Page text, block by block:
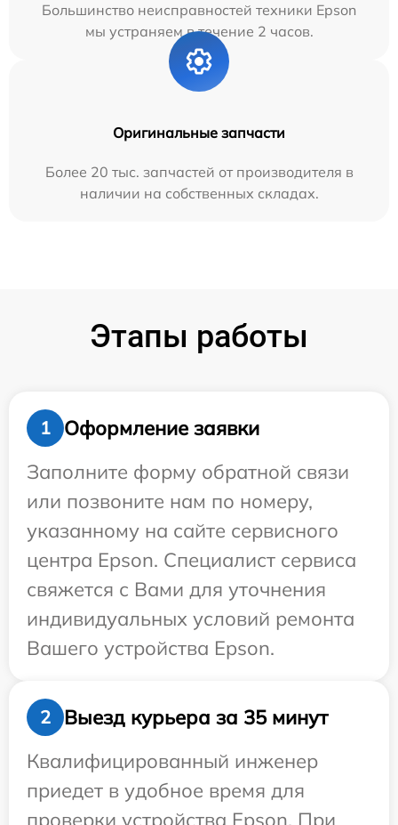
Большинство неисправностей техники Epson
мы устраняем в течение 2 часов.
Оригинальные запчасти
Более 20 тыс. запчастей от производителя в
наличии на собственных складах.
Этапы работы
1
Оформление заявки
Заполните форму обратной связи
или позвоните нам по номеру,
указанному на сайте сервисного
центра Epson. Специалист сервиса
свяжется с Вами для уточнения
индивидуальных условий ремонта
Вашего устройства Epson.
2
Выезд курьера за 35 минут
Квалифицированный инженер
приедет в удобное время для
проверки устройства Epson. При